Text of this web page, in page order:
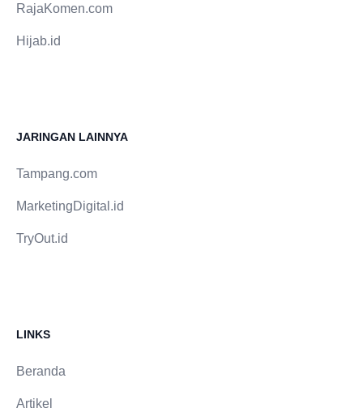
RajaKomen.com
Hijab.id
JARINGAN LAINNYA
Tampang.com
MarketingDigital.id
TryOut.id
LINKS
Beranda
Artikel